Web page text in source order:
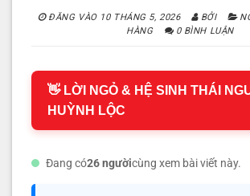
ĐĂNG VÀO 10 THÁNG 5, 2026 BỞI
HÀNG
0 BÌNH LUẬN
👋 LỜI NGỎ & HỆ SINH THÁI
HUỲNH LỘC
Đang có26 ngườicùng xem bài viết này.